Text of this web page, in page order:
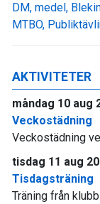
DM, medel,
MTBO,
AKTIVITETER
måndag 10 aug
Veckostädning
Veckostädning
tisdag 11 aug
Tisdagsträning
Träning från